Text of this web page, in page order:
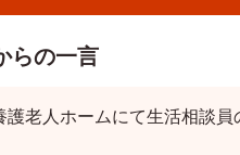
らの一言
老人ホームにて生活相談員